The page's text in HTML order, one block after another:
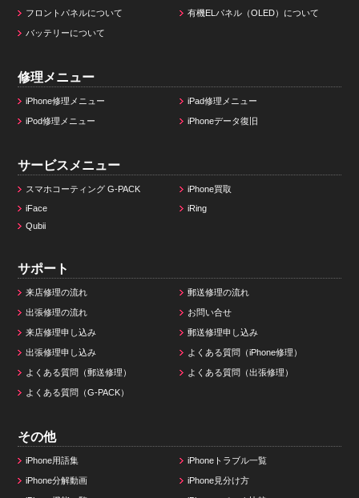
フロントパネルについて 有機ELパネル（OLED）について
バッテリーについて
修理メニュー
iPhone修理メニュー iPad修理メニュー
iPod修理メニュー iPhoneデータ復旧
サービスメニュー
スマホコーティング G-PACK
iPhone買取
iFace
iRing
Qubii
サポート
来店修理の流れ 郵送修理の流れ
出張修理の流れ お問い合せ
来店修理申し込み 郵送修理申し込み
出張修理申し込み よくある質問（iPhone修理）
よくある質問（郵送修理） よくある質問（出張修理）
よくある質問（G-PACK）
その他
iPhone用語集 iPhoneトラブル一覧
iPhone分解動画 iPhone見分け方